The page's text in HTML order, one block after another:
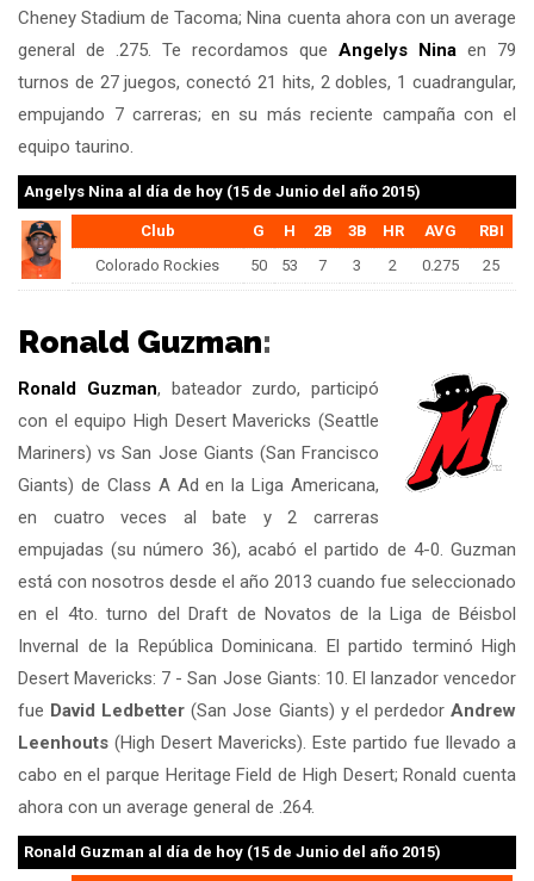
Cheney Stadium de Tacoma; Nina cuenta ahora con un average
general de .275. Te recordamos que Angelys Nina en 79
turnos de 27 juegos, conectó 21 hits, 2 dobles, 1 cuadrangular,
empujando 7 carreras; en su más reciente campaña con el
equipo taurino.
Angelys Nina al día de hoy (15 de Junio del año 2015)
Club G H 2B 3B HR AVG
RBI
Colorado Rockies
50 53 7 3 2 0.275 25
Ronald Guzman:
Ronald Guzman, bateador zurdo, participó
con el equipo High Desert Mavericks (Seattle
Mariners) vs San Jose Giants (San Francisco
Giants) de Class A Ad en la Liga Americana,
en cuatro veces al bate y 2 carreras
empujadas (su número 36), acabó el partido de 4-0. Guzman
está con nosotros desde el año 2013 cuando fue seleccionado
en el 4to. turno del Draft de Novatos de la Liga de Béisbol
Invernal de la República Dominicana. El partido terminó High
Desert Mavericks: 7 - San Jose Giants: 10. El lanzador vencedor
fue David Ledbetter (San Jose Giants) y el perdedorAndrew
Leenhouts (High Desert Mavericks). Este partido fue llevado a
cabo en el parque Heritage Field de High Desert; Ronald cuenta
ahora con un average general de .264.
Ronald Guzman al día de hoy (15 de Junio del año 2015)